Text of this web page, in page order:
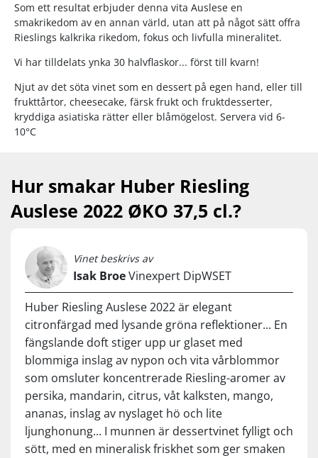
Som ett resultat erbjuder denna vita Auslese en
smakrikedom av en annan värld, utan att på något sätt offra
Rieslings kalkrika rikedom, fokus och livfulla mineralitet.
Vi har tilldelats ynka 30 halvflaskor... först till kvarn!
Njut av det söta vinet som en dessert på egen hand, eller till
frukttårtor, cheesecake, färsk frukt och fruktdesserter,
kryddiga asiatiska rätter eller blåmögelost. Servera vid 6-
10°C
Hur smakar Huber Riesling
Auslese 2022 ØKO 37,5 cl.?
Vinet beskrivs av
Isak BroeVinexpert DipWSET
Huber Riesling Auslese 2022 är elegant
citronfärgad med lysande gröna reflektioner... En
fängslande doft stiger upp ur glaset med
blommiga inslag av nypon och vita vårblommor
som omsluter koncentrerade Riesling-aromer av
persika, mandarin, citrus, våt kalksten, mango,
ananas, inslag av nyslaget hö och lite
ljunghonung... I munnen är dessertvinet fylligt och
sött, med en mineralisk friskhet som ger smaken